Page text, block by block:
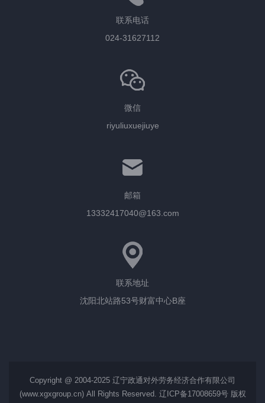
联系电话
024-31627112
微信
riyuliuxuejiuye
邮箱
13332417040@163.com
联系地址
沈阳北站路53号财富中心B座
Copyright @ 2004-2025 辽宁政通对外劳务经济合作有限公司
(www.xgxgroup.cn) All Rights Reserved. 辽ICP备17008659号版权